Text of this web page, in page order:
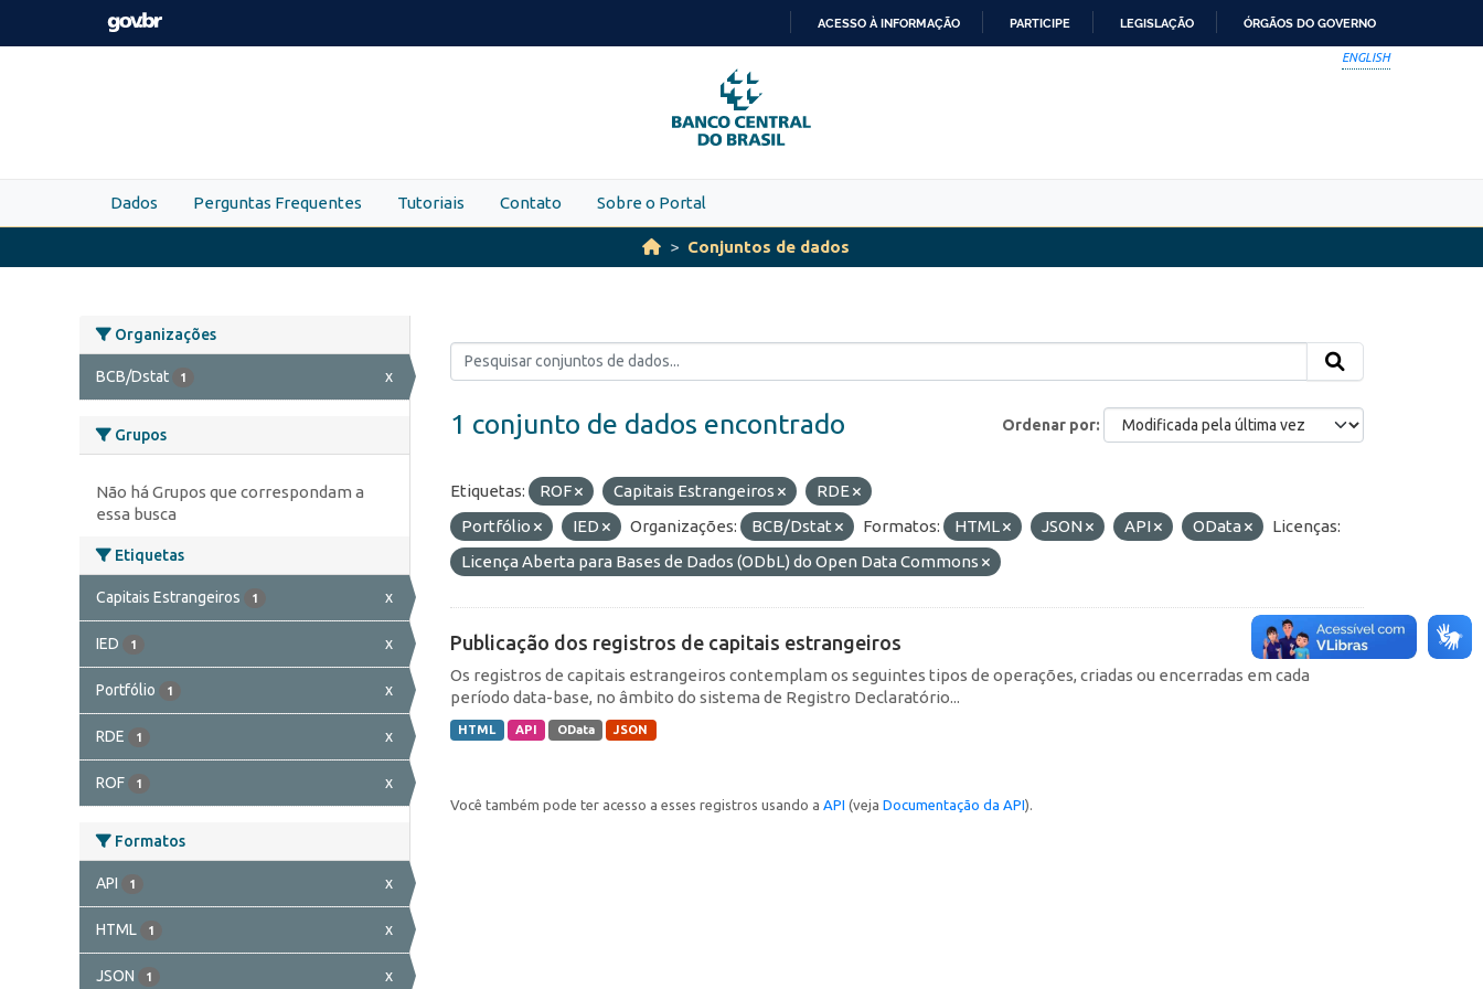
Skip to main content
PARA
O
CONTEÚDO
ACESSO À INFORMAÇÃO PARTICIPE LEGISLAÇÃO ÓRGÃOS DO GOVERNO
ENGLISH
Dados Perguntas Frequentes Tutoriais Contato Sobre o Portal
Conjuntos de dados
Organizações
BCB/Dstat 1 x
Grupos
Não há Grupos que correspondam a
essa busca
Etiquetas
Capitais Estrangeiros 1 x
IED 1 x
Portfólio 1 x
RDE 1 x
ROF 1 x
Formatos
API 1 x
HTML 1 x
JSON 1 x
Ordenar por
1 conjunto de dados encontrado
Etiquetas: ROF Capitais Estrangeiros
RDE
Portfólio
IED Organizações: BCB/Dstat Formatos: HTML JSON API OData
Licenças:
Licença Aberta para Bases de Dados (ODbL) do Open Data Commons
Publicação dos registros de capitais estrangeiros
Os registros de capitais estrangeiros contemplam os seguintes tipos de operações, criadas ou encerradas em cada
período data-base, no âmbito do sistema de Registro Declaratório...
HTML API OData JSON
Você também pode ter acesso a esses registros usando a API (veja Documentação da API).